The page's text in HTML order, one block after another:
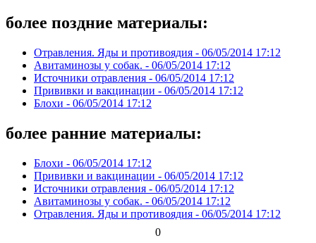
0
более поздние материалы:
Отравления. Яды и противоядия - 06/05/2014 17:12
Авитаминозы у собак. - 06/05/2014 17:12
Источники отравления - 06/05/2014 17:12
Прививки и вакцинации - 06/05/2014 17:12
Блохи - 06/05/2014 17:12
более ранние материалы:
Блохи - 06/05/2014 17:12
Прививки и вакцинации - 06/05/2014 17:12
Источники отравления - 06/05/2014 17:12
Авитаминозы у собак. - 06/05/2014 17:12
Отравления. Яды и противоядия - 06/05/2014 17:12